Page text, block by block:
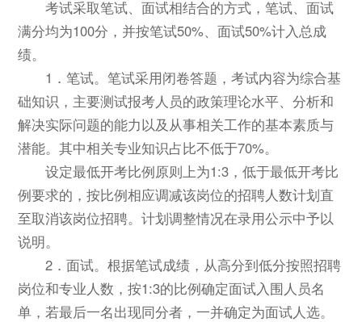
考试采取笔试、面试相结合的方式，笔试、面试
满分均为100分，并按笔试50%、面试50%计入总成
绩。
1．笔试。笔试采用闭卷答题，考试内容为综合基
础知识，主要测试报考人员的政策理论水平、分析和
解决实际问题的能力以及从事相关工作的基本素质与
潜能。其中相关专业知识占比不低于70%。
设定最低开考比例原则上为1:3，低于最低开考比
例要求的，按比例相应调减该岗位的招聘人数计划直
至取消该岗位招聘。计划调整情况在录用公示中予以
说明。
2．面试。根据笔试成绩，从高分到低分按照招聘
岗位和专业人数，按1:3的比例确定面试入围人员名
单，若最后一名出现同分者，一并确定为面试人选。